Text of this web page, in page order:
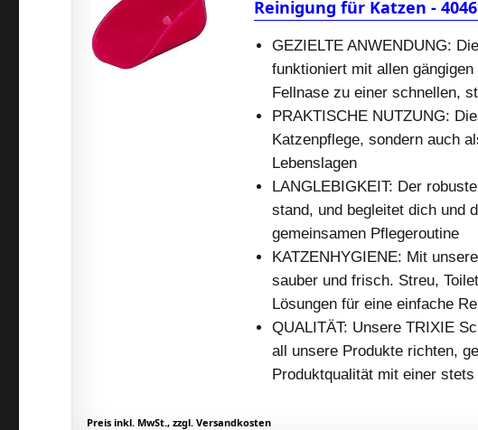
Reinigung für Katzen -
GEZIELTE ANWENDUNG:
funktioniert mit allen
Fellnase zu einer schnellen,
PRAKTISCHE NUTZUNG:
Katzenpflege, sondern auch
Lebenslagen
LANGLEBIGKEIT: Der
stand, und begleitet dich und
gemeinsamen Pflegeroutine
KATZENHYGIENE: Mit
sauber und frisch. Streu,
Lösungen für eine einfache
QUALITÄT: Unsere TRIXIE
all unsere Produkte richten,
Produktqualität mit einer
Preis inkl. MwSt., zzgl. Versandkosten